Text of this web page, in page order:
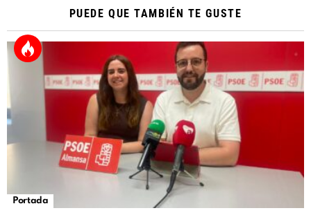
PUEDE QUE TAMBIÉN TE GUSTE
Portada